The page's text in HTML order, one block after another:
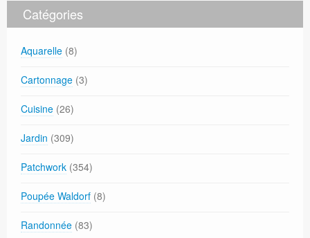
Catégories
Aquarelle (8)
Cartonnage (3)
Cuisine (26)
Jardin (309)
Patchwork (354)
Poupée Waldorf (8)
Randonnée (83)